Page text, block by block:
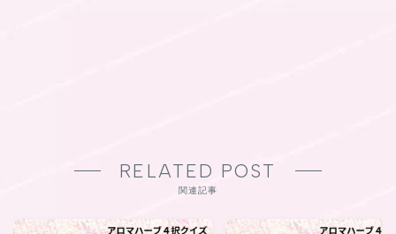
RELATED POST
関連記事